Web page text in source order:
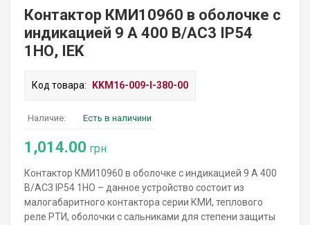
Контактор КМИ10960 в оболочке с
индикацией 9 А 400 В/AC3 IP54
1НО, IEK
Код товара: KKM16-009-I-380-00
Наличие: Есть в наличини
1,014.00 грн
Контактор КМИ10960 в оболочке с индикацией 9 А 400
В/AC3 IP54 1НО – данное устройство состоит из
малогабаритного контактора серии КМИ, теплового
реле РТИ, оболочки с сальниками для степени защиты